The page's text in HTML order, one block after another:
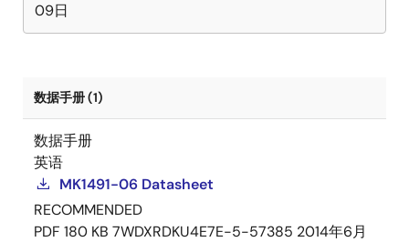
09日
数据手册 (1)
数据手册
英语
MK1491-06 Datasheet
RECOMMENDED
PDF 180 KB 7WDXRDKU4E7E-5-57385 2014年6月